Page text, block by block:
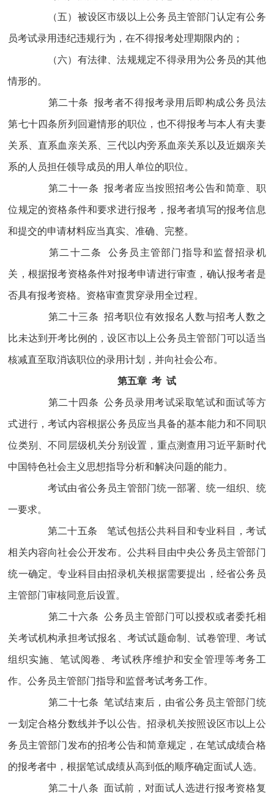
（五）被设区市级以上公务员主管部门认定有公务
员考试录用违纪违规行为，在不得报考处理期限内的；
（六）有法律、法规规定不得录用为公务员的其他
情形的。
第二十条 报考者不得报考录用后即构成公务员法
第七十四条所列回避情形的职位，也不得报考与本人有夫妻
关系、直系血亲关系、三代以内旁系血亲关系以及近姻亲关
系的人员担任领导成员的用人单位的职位。
第二十一条 报考者应当按照招考公告和简章、职
位规定的资格条件和要求进行报考，报考者填写的报考信息
和提交的申请材料应当真实、准确、完整。
第二十二条 公务员主管部门指导和监督招录机
关，根据报考资格条件对报考申请进行审查，确认报考者是
否具有报考资格。资格审查贯穿录用全过程。
第二十三条 招考职位有效报名人数与招考人数之
比未达到开考比例的，设区市以上公务员主管部门可以适当
核减直至取消该职位的录用计划，并向社会公布。
第五章 考 试
第二十四条 公务员录用考试采取笔试和面试等方
式进行，考试内容根据公务员应当具备的基本能力和不同职
位类别、不同层级机关分别设置，重点测查用习近平新时代
中国特色社会主义思想指导分析和解决问题的能力。
考试由省公务员主管部门统一部署、统一组织、统
一要求。
第二十五条 笔试包括公共科目和专业科目，考试
相关内容向社会公开发布。公共科目由中央公务员主管部门
统一确定。专业科目由招录机关根据需要提出，经省公务员
主管部门审核同意后设置。
第二十六条 公务员主管部门可以授权或者委托相
关考试机构承担考试报名、考试试题命制、试卷管理、考试
组织实施、笔试阅卷、考试秩序维护和安全管理等考务工
作。公务员主管部门指导和监督考试考务工作。
第二十七条 笔试结束后，由省公务员主管部门统
一划定合格分数线并予以公告。招录机关按照设区市以上公
务员主管部门发布的招考公告和简章规定，在笔试成绩合格
的报考者中，根据笔试成绩从高到低的顺序确定面试人选。
第二十八条 面试前，对面试人选进行报考资格复